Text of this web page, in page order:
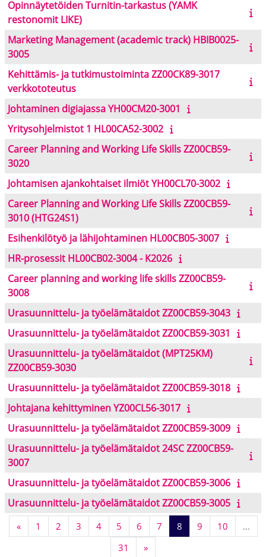
Opinnäytetöiden Turnitin-tarkastus (YAMK
restonomit LIKE)
Marketing Management (academic track) HBIB0025-
3005
Kehittämis- ja tutkimustoiminta ZZ00CK89-3017
verkkototeutus
Johtaminen digiajassa YH00CM20-3001
Yritysohjelmistot 1 HL00CA52-3002
Career Planning and Working Life Skills ZZ00CB59-
3020
Johtamisen ajankohtaiset ilmiöt YH00CL70-3002
Career Planning and Working Life Skills ZZ00CB59-
3010 (HTG24S1)
Esihenkilötyö ja lähijohtaminen HL00CB05-3007
HR-prosessit HL00CB02-3004 - K2026
Career planning and working life skills ZZ00CB59-
3008
Urasuunnittelu- ja työelämätaidot ZZ00CB59-3043
Urasuunnittelu- ja työelämätaidot ZZ00CB59-3031
Urasuunnittelu- ja työelämätaidot (MPT25KM)
ZZ00CB59-3030
Urasuunnittelu- ja työelämätaidot ZZ00CB59-3018
Johtajana kehittyminen YZ00CL56-3017
Urasuunnittelu- ja työelämätaidot ZZ00CB59-3009
Urasuunnittelu- ja työelämätaidot 24SC ZZ00CB59-
3007
Urasuunnittelu- ja työelämätaidot ZZ00CB59-3006
Urasuunnittelu- ja työelämätaidot ZZ00CB59-3005
«Previous page
1 Page 1
2Page 2
3Page 3
4Page 4
5Page 5
6Page 6
7Page 7
8Page 8
9Page 9
10Page 10
…
31 Page 31
»Next page